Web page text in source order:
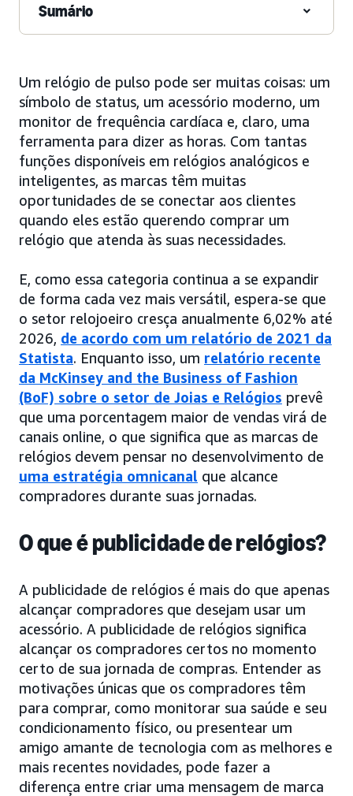
Sumário
Um relógio de pulso pode ser muitas coisas: um
símbolo de status, um acessório moderno, um
monitor de frequência cardíaca e, claro, uma
ferramenta para dizer as horas. Com tantas
funções disponíveis em relógios analógicos e
inteligentes, as marcas têm muitas
oportunidades de se conectar aos clientes
quando eles estão querendo comprar um
relógio que atenda às suas necessidades.
E, como essa categoria continua a se expandir
de forma cada vez mais versátil, espera-se que
o setor relojoeiro cresça anualmente 6,02% até
2026, de acordo com um relatório de 2021 da
Statista. Enquanto isso, um relatório recente
da McKinsey and the Business of Fashion
(BoF) sobre o setor de Joias e Relógios prevê
que uma porcentagem maior de vendas virá de
canais online, o que significa que as marcas de
relógios devem pensar no desenvolvimento de
uma estratégia omnicanal que alcance
compradores durante suas jornadas.
O que é publicidade de relógios?
A publicidade de relógios é mais do que apenas
alcançar compradores que desejam usar um
acessório. A publicidade de relógios significa
alcançar os compradores certos no momento
certo de sua jornada de compras. Entender as
motivações únicas que os compradores têm
para comprar, como monitorar sua saúde e seu
condicionamento físico, ou presentear um
amigo amante de tecnologia com as melhores e
mais recentes novidades, pode fazer a
diferença entre criar uma mensagem de marca